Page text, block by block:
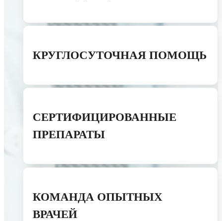
КРУГЛОСУТОЧНАЯ ПОМОЩЬ
СЕРТИФИЦИРОВАННЫЕ
ПРЕПАРАТЫ
КОМАНДА ОПЫТНЫХ
ВРАЧЕЙ